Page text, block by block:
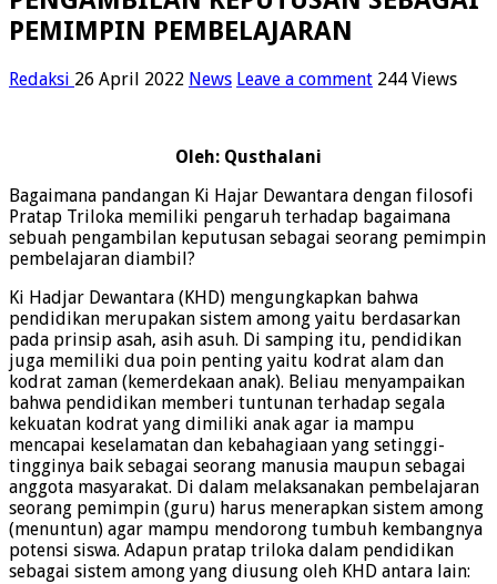
PEMIMPIN PEMBELAJARAN
Redaksi 26 April 2022 News Leave a comment 244 Views
Oleh: Qusthalani
Bagaimana pandangan Ki Hajar Dewantara dengan filosofi
Pratap Triloka memiliki pengaruh terhadap bagaimana
sebuah pengambilan keputusan sebagai seorang pemimpin
pembelajaran diambil?
Ki Hadjar Dewantara (KHD) mengungkapkan bahwa
pendidikan merupakan sistem among yaitu berdasarkan
pada prinsip asah, asih asuh. Di samping itu, pendidikan
juga memiliki dua poin penting yaitu kodrat alam dan
kodrat zaman (kemerdekaan anak). Beliau menyampaikan
bahwa pendidikan memberi tuntunan terhadap segala
kekuatan kodrat yang dimiliki anak agar ia mampu
mencapai keselamatan dan kebahagiaan yang setinggi-
tingginya baik sebagai seorang manusia maupun sebagai
anggota masyarakat. Di dalam melaksanakan pembelajaran
seorang pemimpin (guru) harus menerapkan sistem among
(menuntun) agar mampu mendorong tumbuh kembangnya
potensi siswa. Adapun pratap triloka dalam pendidikan
sebagai sistem among yang diusung oleh KHD antara lain: